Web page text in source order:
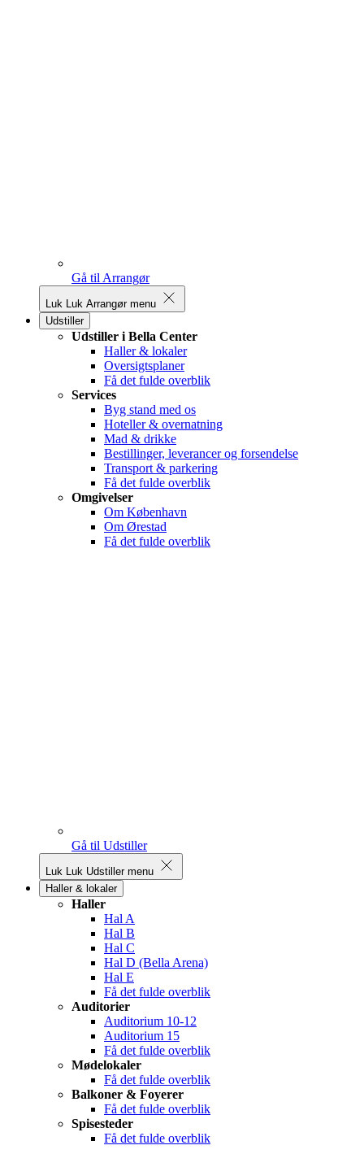
Gå til Arrangør
Luk Luk Arrangør menu
Udstiller
Udstiller i Bella Center
Haller & lokaler
Oversigtsplaner
Få det fulde overblik
Services
Byg stand med os
Hoteller & overnatning
Mad & drikke
Bestillinger, leverancer og forsendelse
Transport & parkering
Få det fulde overblik
Omgivelser
Om København
Om Ørestad
Få det fulde overblik
Gå til Udstiller
Luk Luk Udstiller menu
Haller & lokaler
Haller
Hal A
Hal B
Hal C
Hal D (Bella Arena)
Hal E
Få det fulde overblik
Auditorier
Auditorium 10-12
Auditorium 15
Få det fulde overblik
Mødelokaler
Få det fulde overblik
Balkoner & Foyerer
Få det fulde overblik
Spisesteder
Få det fulde overblik